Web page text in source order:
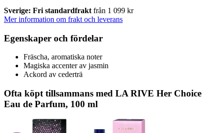
Sverige: Fri standardfrakt från 1 099 kr
Mer information om frakt och leverans
Egenskaper och fördelar
Fräscha, aromatiska noter
Magiska accenter av jasmin
Ackord av cederträ
Ofta köpt tillsammans med LA RIVE Her Choice
Eau de Parfum, 100 ml